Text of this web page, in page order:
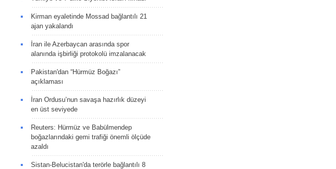
Kirman eyaletinde Mossad bağlantılı 21
ajan yakalandı
İran ile Azerbaycan arasında spor
alanında işbirliği protokolü imzalanacak
Pakistan'dan “Hürmüz Boğazı”
açıklaması
İran Ordusu’nun savaşa hazırlık düzeyi
en üst seviyede
Reuters: Hürmüz ve Babülmendep
boğazlarındaki gemi trafiği önemli ölçüde
azaldı
Sistan-Belucistan'da terörle bağlantılı 8